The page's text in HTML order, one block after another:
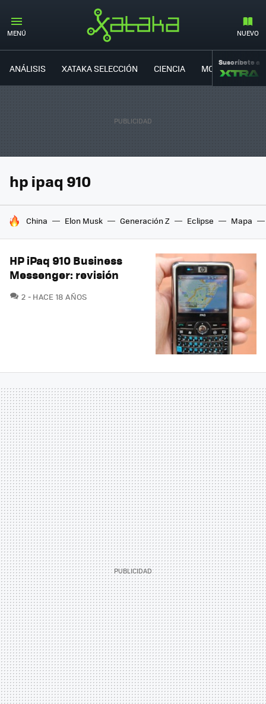
MENÚ NUEVO
ANÁLISIS XATAKA SELECCIÓN CIENCIA MOVILIDAD
Suscríbete a
hp ipaq 910
HOY SE HABLA DE
China Elon Musk Generación Z Eclipse Mapa
HP iPaq 910 Business
Messenger: revisión
2 COMENTARIOS
HACE 18 AÑOS